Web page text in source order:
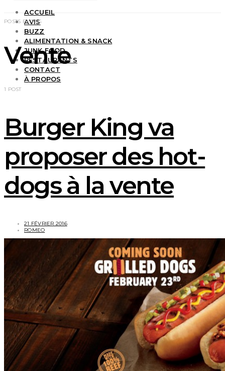
ACCUEIL
AVIS
BUZZ
ALIMENTATION & SNACK
JUNK FOOD
RESTAURANTS
CONTACT
À PROPOS
POSTS BY TAG
Vente
1 POST
Burger King va
proposer des hot-
dogs à la vente
21 FÉVRIER 2016
ROMEO